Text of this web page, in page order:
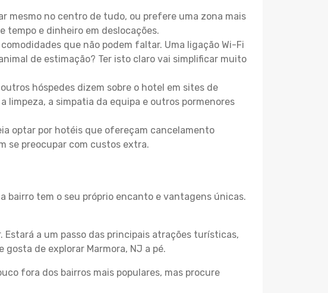
mesmo no centro de tudo, ou prefere uma zona mais
tempo e dinheiro em deslocações.
que não podem faltar. Uma ligação Wi-Fi
de estimação? Ter isto claro vai simplificar muito
hóspedes dizem sobre o hotel em sites de
limpeza, a simpatia da equipa e outros pormenores
optar por hotéis que ofereçam cancelamento
se preocupar com custos extra.
bairro tem o seu próprio encanto e vantagens únicas.
Estará a um passo das principais atrações turísticas,
de explorar Marmora, NJ a pé.
fora dos bairros mais populares, mas procure